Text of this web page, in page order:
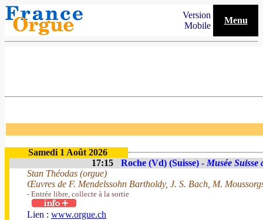
Version
Mobile
Menu
Samedi 1 Août 2026
17:15
Roche (Vd) (Suisse) - Musée Suisse
Stan Théodas (orgue)
Œuvres de F. Mendelssohn Bartholdy, J. S. Bach, M.
- Entrée libre, collecte à la sortie
Lien : www.orgue.ch